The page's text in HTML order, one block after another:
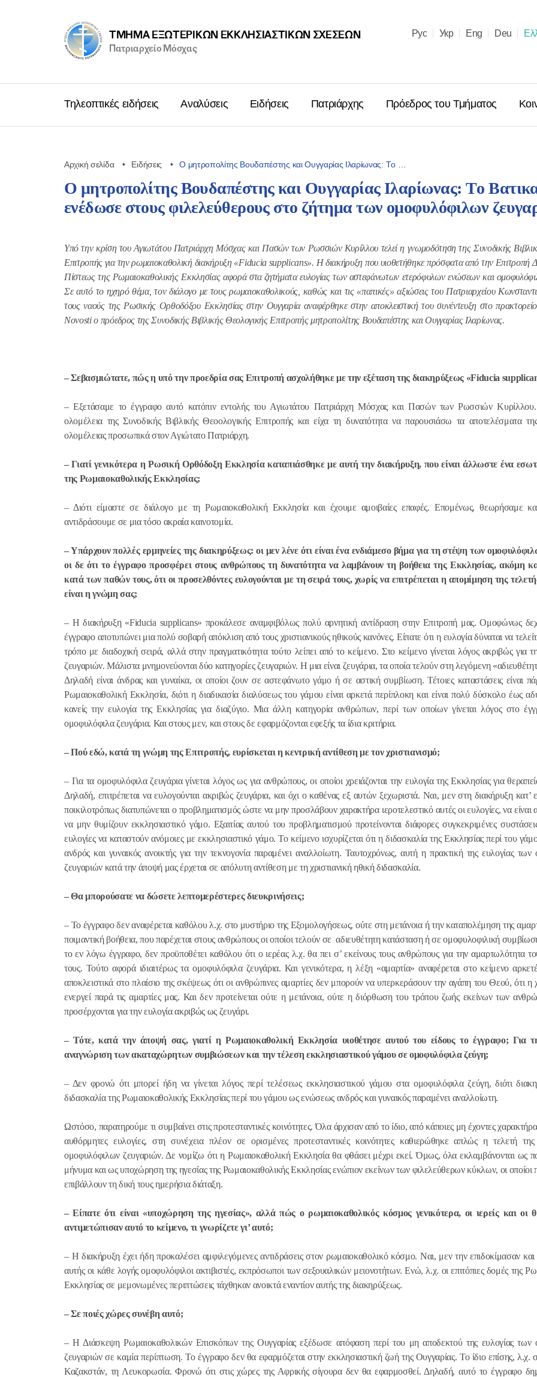
ΤΜΉΜΑ ΕΞΩΤΕΡΙΚΩΝ ΕΚΚΛΗΣΙΑΣΤΙΚΩΝ ΣΧΈΣΕΩΝ
Πατριαρχείο Μόσχας
Рус Укр Eng Deu
Τηλεοπτικές ειδήσεις Αναλύσεις Ειδήσεις Πατριάρχης Πρόεδρος του Τμήματος
Αρχική σελίδα Ειδήσεις Ο μητροπολίτης Βουδαπέστης και Ουγγαρίας Ιλαρίωνας: Tο …
Ο μητροπολίτης Βουδαπέστης και Ουγγαρίας Ιλαρίωνας: Tο
ενέδωσε στους φιλελεύθερους στο ζήτημα των ομοφυλόφιλων
Υπό την κρίση του Αγιωτάτου Πατριάρχη Μόσχας και Πασών των Ρωσσιών Κυρίλλου τελεί η γνωμοδότηση της Συνοδικής
Επιτροπής για την ρωμαιοκαθολική διακήρυξη «Fiducia supplicans». Η διακήρυξη που υιοθετήθηκε πρόσφατα από την Επιτροπή
Πίστεως της Ρωμαιοκαθολικής Εκκλησίας αφορά στα ζητήματα ευλογίας των αστεφάνωτων ετερόφυλων ενώσεων και
Σε αυτό το ηχηρό θέμα, τον διάλογο με τους ρωμαιοκαθολικούς, καθώς και τις «παπικές» αξιώσεις του Πατριαρχείου
τους ναούς της Ρωσικής Ορθοδόξου Εκκλησίας στην Ουγγαρία αναφέρθηκε στην αποκλειστική του συνέντευξη στο
Novostiο πρόεδρος της Συνοδικής Βιβλικής Θεολογικής Επιτροπής μητροπολίτης Βουδαπέστης και Ουγγαρίας Ιλαρίωνας.
– Σεβασμιώτατε, πώς η υπό την προεδρία σας Επιτροπή ασχολήθηκε με την εξέταση της διακηρύξεως «Fiducia
– Εξετάσαμε το έγγραφο αυτό κατόπιν εντολής του Αγιωτάτου Πατριάρχη Μόσχας και Πασών των Ρωσσιών
ολομέλεια της Συνοδικής Βιβλικής Θεοολογικής Επιτροπής και είχα τη δυνατότητα να παρουσιάσω τα αποτελέσματα
ολομέλειας προσωπικά στον Αγιώτατο Πατριάρχη.
– Γιατί γενικότερα η Ρωσική Ορθόδοξη Εκκλησία καταπιάσθηκε με αυτή την διακήρυξη, που είναι άλλωστε ένα
της Ρωμαιοκαθολικής Εκκλησίας;
– Διότι είμαστε σε διάλογο με τη Ρωμαιοκαθολική Εκκλησία και έχουμε αμοιβαίες επαφές. Επομένως, θεωρήσαμε
αντιδράσουμε σε μια τόσο ακραία καινοτομία.
– Υπάρχουν πολλές ερμηνείες της διακηρύξεως: οι μεν λένε ότι είναι ένα ενδιάμεσο βήμα για τη στέψη των
οι δε ότι το έγγραφο προσφέρει στους ανθρώπους τη δυνατότητα να λαμβάνουν τη βοήθεια της Εκκλησίας, ακόμη
κατά των παθών τους, ότι οι προσελθόντες ευλογούνται με τη σειρά τους, χωρίς να επιτρέπεται η απομίμηση της
είναι η γνώμη σας;
– Η διακήρυξη «Fiducia supplicans» προκάλεσε αναμφιβόλως πολύ αρνητική αντίδραση στην Επιτροπή μας. Ομοφώνως
έγγραφο αποτυπώνει μια πολύ σοβαρή απόκλιση από τους χριστιανικούς ηθικούς κανόνες. Είπατε ότι η ευλογία δύναται να
τρόπο με διαδοχική σειρά, αλλά στην πραγματικότητα τούτο λείπει από το κείμενο. Στο κείμενο γίνεται λόγος ακριβώς για
ζευγαριών. Μάλιστα μνημονεύονται δύο κατηγορίες ζευγαριών. Η μια είναι ζευγάρια, τα οποία τελούν στη λεγόμενη
Δηλαδή είναι άνδρας και γυναίκα, οι οποίοι ζουν σε αστεφάνωτο γάμο ή σε αστική συμβίωση. Τέτοιες καταστάσεις είναι
Ρωμαιοκαθολική Εκκλησία, διότι η διαδικασία διαλύσεως του γάμου είναι αρκετά περίπλοκη και είναι πολύ δύσκολο έως
κανείς την ευλογία της Εκκλησίας για διαζύγιο. Μια άλλη κατηγορία ανθρώπων, περί των οποίων γίνεται λόγος στο
ομοφυλόφιλα ζευγάρια. Και στους μεν, και στους δε εφαρμόζονται εφεξής τα ίδια κριτήρια.
– Πού εδώ, κατά τη γνώμη της Επιτροπής, ευρίσκεται η κεντρική αντίθεση με τον χριστιανισμό;
– Για τα ομοφυλόφιλα ζευγάρια γίνεται λόγος ως για ανθρώπους, οι οποίοι χρειάζονται την ευλογία της Εκκλησίας για
Δηλαδή, επιτρέπεται να ευλογούνται ακριβώς ζευγάρια, και όχι ο καθένας εξ αυτών ξεχωριστά. Ναι, μεν στη διακήρυξη κατ’
ποικιλοτρόπως διατυπώνεται ο προβληματισμός ώστε να μην προσλάβουν χαρακτήρα ιεροτελεστικό αυτές οι ευλογίες, να είναι
να μην θυμίζουν εκκλησιαστικό γάμο. Εξαιτίας αυτού του προβληματισμού προτείνονται διάφορες συγκεκριμένες
ευλογίες να καταστούν ανόμοιες με εκκλησιαστικό γάμο. Το κείμενο ισχυρίζεται ότι η διδασκαλία της Εκκλησίας περί του
ανδρός και γυναικός ανοικτής για την τεκνογονία παραμένει αναλλοίωτη. Ταυτοχρόνως, αυτή η πρακτική της ευλογίας
ζευγαριών κατά την άποψή μας έρχεται σε απόλυτη αντίθεση με τη χριστιανική ηθική διδασκαλία.
– Θα μπορούσατε να δώσετε λεπτομερέστερες διευκρινήσεις;
– Το έγγραφο δεν αναφέρεται καθόλου λ.χ. στο μυστήριο της Εξομολογήσεως, ούτε στη μετάνοια ή την καταπολέμηση της
ποιμαντική βοήθεια, που παρέχεται στους ανθρώπους οι οποίοι τελούν σε αδιευθέτητη κατάσταση ή σε ομοφυλοφιλική
το εν λόγω έγγραφο, δεν προϋποθέτει καθόλου ότι ο ιερέας λ.χ. θα πει σ’ εκείνους τους ανθρώπους για την αμαρτωλότητα
τους. Τούτο αφορά ιδιαιτέρως τα ομοφυλόφιλα ζευγάρια. Και γενικότερα, η λέξη «αμαρτία» αναφέρεται στο κείμενο
αποκλειστικά στο πλαίσιο της σκέψεως ότι οι ανθρώπινες αμαρτίες δεν μπορούν να υπερκεράσουν την αγάπη του Θεού, ότι
ενεργεί παρά τις αμαρτίες μας. Και δεν προτείνεται ούτε η μετάνοια, ούτε η διόρθωση του τρόπου ζωής εκείνων των
προσέρχονται για την ευλογία ακριβώς ως ζευγάρι.
– Τότε, κατά την άποψή σας, γιατί η Ρωμαιοκαθολική Εκκλησία υιοθέτησε αυτού του είδους το έγγραφο; Για
αναγνώριση των ακαταχώρητων συμβιώσεων και την τέλεση εκκλησιαστικού γάμου σε ομοφυλόφιλα ζεύγη;
– Δεν φρονώ ότι μπορεί ήδη να γίνεται λόγος περί τελέσεως εκκλησιαστικού γάμου στα ομοφυλόφιλα ζεύγη, διότι
διδασκαλία της Ρωμαιοκαθολικής Εκκλησίας περί του γάμου ως ενώσεως ανδρός και γυναικός παραμένει αναλλοίωτη.
Ωστόσο, παρατηρούμε τι συμβαίνει στις προτεσταντικές κοινότητες. Όλα άρχισαν από το ίδιο, από κάποιες μη έχοντες
αυθόρμητες ευλογίες, στη συνέχεια πλέον σε ορισμένες προτεσταντικές κοινότητες καθιερώθηκε απλώς η τελετή
ομοφυλόφιλων ζευγαριών. Δε νομίζω ότι η Ρωμαιοκαθολική Εκκλησία θα φθάσει μέχρι εκεί. Όμως, όλα εκλαμβάνονται ως
μήνυμα και ως υποχώρηση της ηγεσίας της Ρωμαιοκαθολικής Εκκλησίας ενώπιον εκείνων των φιλελεύθερων κύκλων, οι
επιβάλλουν τη δική τους ημερήσια διάταξη.
– Είπατε ότι είναι «υποχώρηση της ηγεσίας», αλλά πώς ο ρωμαιοκαθολικός κόσμος γενικότερα, οι ιερείς και οι
αντιμετώπισαν αυτό το κείμενο, τι γνωρίζετε γι’ αυτό;
– Η διακήρυξη έχει ήδη προκαλέσει αμφιλεγόμενες αντιδράσεις στον ρωμαιοκαθολικό κόσμο. Ναι, μεν την επιδοκίμασαν
αυτής οι κάθε λογής ομοφυλόφιλοι ακτιβιστές, εκπρόσωποι των σεξουαλικών μειονοτήτων. Ενώ, λ.χ. οι επιτόπιες δομές της
Εκκλησίας σε μεμονωμένες περιπτώσεις τάχθηκαν ανοικτά εναντίον αυτής της διακηρύξεως.
– Σε ποιές χώρες συνέβη αυτό;
– Η Διάσκεψη Ρωμαιοκαθολικών Επισκόπων της Ουγγαρίας εξέδωσε απόφαση περί του μη αποδεκτού της ευλογίας των
ζευγαριών σε καμία περίπτωση. Το έγγραφο δεν θα εφαρμόζεται στην εκκλησιαστική ζωή της Ουγγαρίας. Το ίδιο επίσης, λ.χ.
Καζακστάν, τη Λευκορωσία. Φρονώ ότι στις χώρες της Αφρικής σίγουρα δεν θα εφαρμοσθεί. Δηλαδή, αυτό το έγγραφο
Μήνυμα
06.01.2026
Ο
Κύριλλος
18.12.2025
Εκκλησιών
Ο
Κύριλλος
στο
(Άνω
29.01.2026
Εκκλησιών
18.12.2025
18.12.2025
ΘΕΙΑ
ΗΜΕΡΑ
ΣΤΟ
19.12.2016
ΕΟΡΤΗ
ΣΤΟΝ
18.07.2016